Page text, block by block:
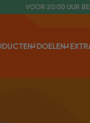
NR. 1 GETEST
VOOR 20:00 UUR
DOELEN